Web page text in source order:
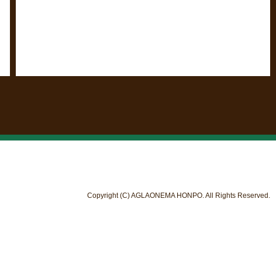
Copyright (C) AGLAONEMA HONPO. All Rights Reserved.